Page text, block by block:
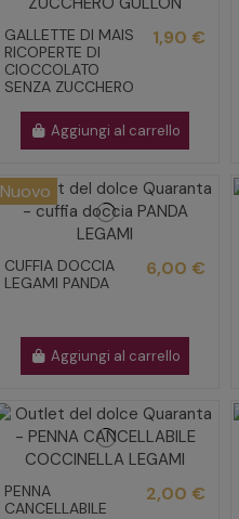
GALLETTE DI MAIS
RICOPERTE DI
CIOCCOLATO
SENZA ZUCCHERO
1,90 €
Aggiungi al carrello
Nuovo
CUFFIA DOCCIA
LEGAMI PANDA
6,00 €
Aggiungi al carrello
PENNA
CANCELLABILE
2,00 €